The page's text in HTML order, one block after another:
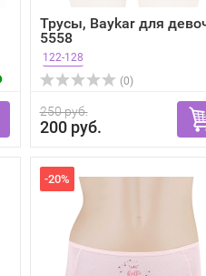
Трусы, Baykar для
5558
122-128
(0)
250 руб.
200 руб.
-20%